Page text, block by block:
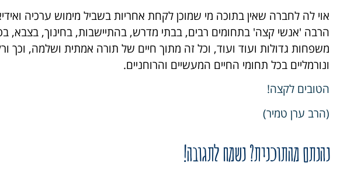
אוי לה לחברה שאין בתוכה מי שמוכן לקחת אחריות בשביל מימוש ערכיה
הרבה 'אנשי קצה' בתחומים רבים, בבתי מדרש, בהתיישבות, בחינוך, בצבא,
משפחות גדולות ועוד ועוד, וכל זה מתוך חיים של תורה אמתית ושלמה, וכך
ונורמליים בכל תחומי החיים המעשיים והרוחניים.
הטובים לקצה!
(הרב ערן טמיר)
נהנתם מהתוכנית? נשמח לתגובה!